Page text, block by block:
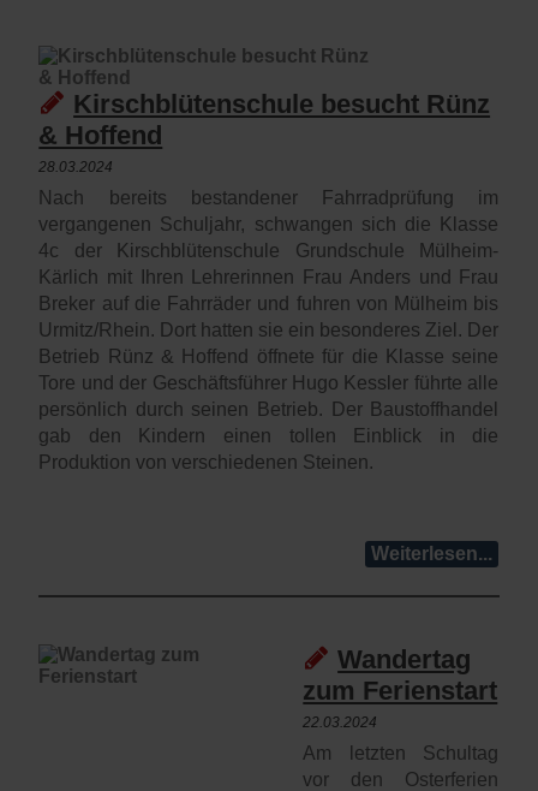
Kirschblütenschule besucht Rünz
& Hoffend
28.03.2024
Nach bereits bestandener Fahrradprüfung im
vergangenen Schuljahr, schwangen sich die Klasse
4c der Kirschblütenschule Grundschule Mülheim-
Kärlich mit Ihren Lehrerinnen Frau Anders und Frau
Breker auf die Fahrräder und fuhren von Mülheim bis
Urmitz/Rhein. Dort hatten sie ein besonderes Ziel. Der
Betrieb Rünz & Hoffend öffnete für die Klasse seine
Tore und der Geschäftsführer Hugo Kessler führte alle
persönlich durch seinen Betrieb. Der Baustoffhandel
gab den Kindern einen tollen Einblick in die
Produktion von verschiedenen Steinen.
Weiterlesen...
Wandertag
zum Ferienstart
22.03.2024
Am letzten Schultag
vor den Osterferien